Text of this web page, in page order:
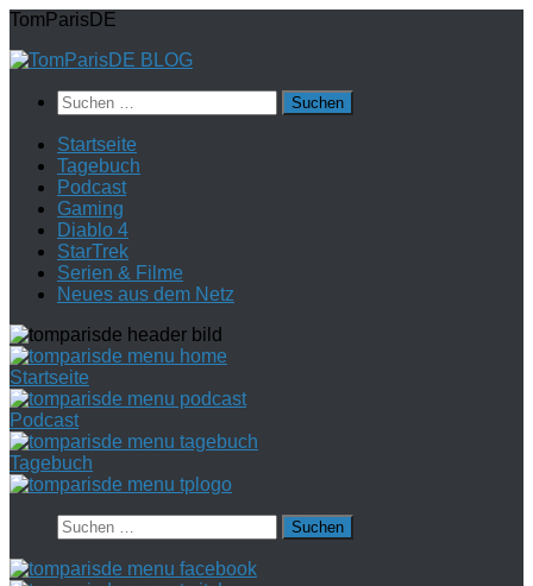
Zum
springen
TomParisDE
Suchen
nach:
Startseite
Tagebuch
Podcast
Gaming
Diablo 4
StarTrek
Serien & Filme
Neues aus dem Netz
Startseite
Podcast
Tagebuch
Suchen
nach: